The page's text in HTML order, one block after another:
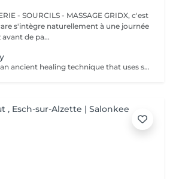
- MASSAGE GRIDX, c'est
s'intègre naturellement à une journée
de pa...
Cupping therapy is an ancient healing technique that uses special cups to create gentle suction on the skin. This suction promotes blood flow, relieves muscle tension, reduces inflammation, and supports deep relaxation. The treatment can help release toxins, improve circulation, and ease chronic pain or stiffness. *Please note that cupping therapy could just be added to a massage service with includes back massage.